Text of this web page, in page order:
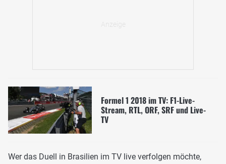
Formel 1 2018 im TV: F1-Live-
Stream, RTL, ORF, SRF und Live-
TV
Wer das Duell in Brasilien im TV live verfolgen möchte,